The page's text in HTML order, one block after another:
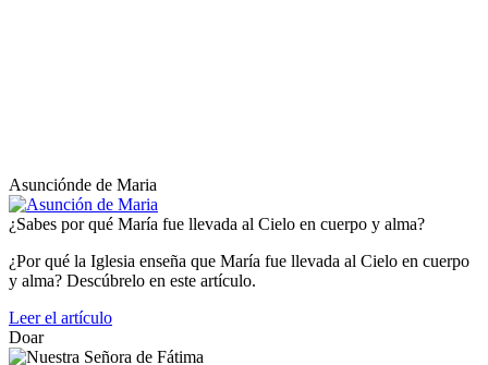
Asunciónde de Maria
¿Sabes por qué María fue llevada al Cielo en cuerpo y alma?
¿Por qué la Iglesia enseña que María fue llevada al Cielo en cuerpo
y alma? Descúbrelo en este artículo.
Leer el artículo
Doar